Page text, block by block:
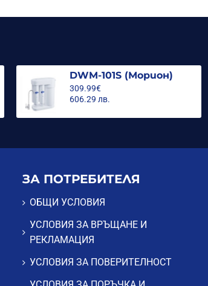
DWM-101S (Морион)
309.99€
606.29 лв.
ЗА ПОТРЕБИТЕЛЯ
ОБЩИ УСЛОВИЯ
УСЛОВИЯ ЗА ВРЪЩАНЕ И
РЕКЛАМАЦИЯ
УСЛОВИЯ ЗА ПОВЕРИТЕЛНОСТ